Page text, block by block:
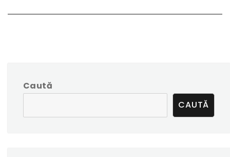
Caută
CAUTĂ